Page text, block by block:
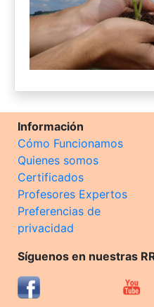
Información
Cómo Funcionamos
Quienes somos
Certificados
Profesores Expertos
Preferencias de
privacidad
Síguenos en nuestras